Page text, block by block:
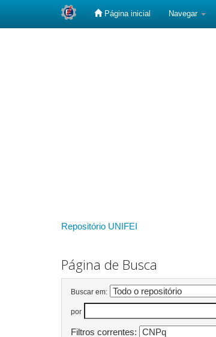
Página inicial Navegar
Repositório UNIFEI
Página de Busca
Buscar em:
por
Filtros correntes: